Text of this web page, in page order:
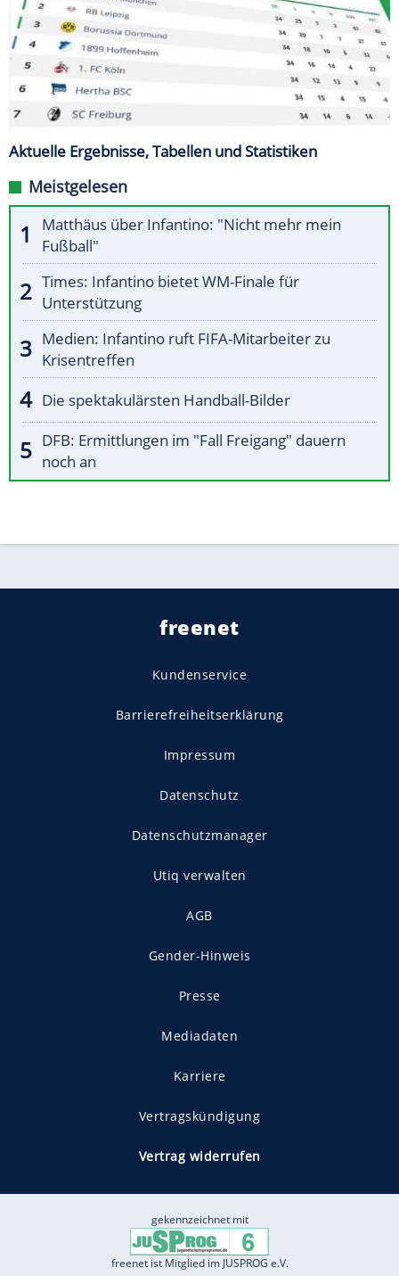
Aktuelle Ergebnisse, Tabellen und Statistiken
Meistgelesen
Matthäus über Infantino: "Nicht mehr mein
Fußball"
Times: Infantino bietet WM-Finale für
Unterstützung
Medien: Infantino ruft FIFA-Mitarbeiter zu
Krisentreffen
Die spektakulärsten Handball-Bilder
DFB: Ermittlungen im "Fall Freigang" dauern
noch an
freenet
Kundenservice
Barrierefreiheitserklärung
Impressum
Datenschutz
Datenschutzmanager
Utiq verwalten
AGB
Gender-Hinweis
Presse
Mediadaten
Karriere
Vertragskündigung
Vertrag widerrufen
gekennzeichnet mit
freenet ist Mitglied im JUSPROG e.V.